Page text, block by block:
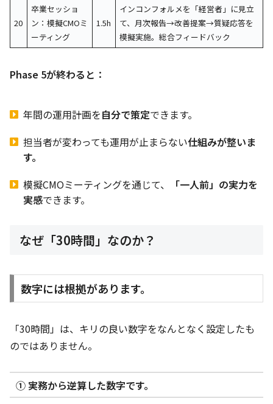
20
卒業セッショ
ン：模擬CMOミ
ーティング
1.5h
インコンフォルメを「経営者」に見立
て、月次報告→改善提案→質疑応答を
模擬実施。総合フィードバック
Phase 5が終わると：
年間の運用計画を自分で策定できます。
担当者が変わっても運用が止まらない仕組みが整いま
す。
模擬CMOミーティングを通じて、
「一人前」の実力を
実感できます。
なぜ「30時間」なのか？
数字には根拠があります。
「30時間」は、キリの良い数字をなんとなく設定したも
のではありません。
① 実務から逆算した数字です。